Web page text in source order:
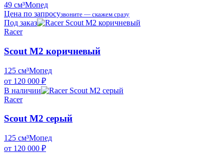
49 см³Мопед
Цена по запросузвоните — скажем сразу
Под заказ
Racer
Scout M2 коричневый
125 см³Мопед
от 120 000 ₽
В наличии
Racer
Scout M2 серый
125 см³Мопед
от 120 000 ₽